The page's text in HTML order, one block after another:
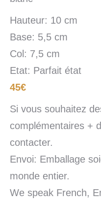
Hauteur: 10 cm
Base: 5,5 cm
Col: 7,5 cm
Etat: Parfait état
45€
Si vous souhaitez
complémentaires +
contacter.
Envoi: Emballage
monde entier.
We speak French,